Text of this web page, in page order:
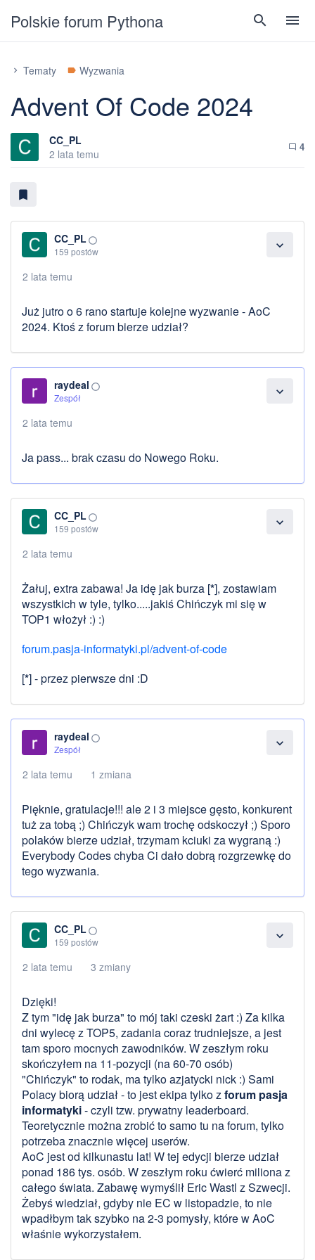
Polskie forum Pythona search menu
chevron_right Tematy label Wyzwania
Advent Of Code 2024
CC_PL
2 lata temu
chat_bubble_outline 4
bookmark
expand_more
CC_PL panorama_fish_eye
159 postów
2 lata temu
Już jutro o 6 rano startuje kolejne wyzwanie - AoC
2024. Ktoś z forum bierze udział?
expand_more
raydeal panorama_fish_eye
Zespół
2 lata temu
Ja pass... brak czasu do Nowego Roku.
expand_more
CC_PL panorama_fish_eye
159 postów
2 lata temu
Żałuj, extra zabawa! Ja idę jak burza [*], zostawiam
wszystkich w tyle, tylko.....jakiś Chińczyk mi się w
TOP1 włożył :) :)
forum.pasja-informatyki.pl/advent-of-code
[*] - przez pierwsze dni :D
expand_more
raydeal panorama_fish_eye
Zespół
2 lata temu 1 zmiana
Pięknie, gratulacje!!! ale 2 i 3 miejsce gęsto, konkurent
tuż za tobą ;) Chińczyk wam trochę odskoczył ;) Sporo
polaków bierze udział, trzymam kciuki za wygraną :)
Everybody Codes chyba Ci dało dobrą rozgrzewkę do
tego wyzwania.
expand_more
CC_PL panorama_fish_eye
159 postów
2 lata temu 3 zmiany
Dzięki!
Z tym "idę jak burza" to mój taki czeski żart :) Za kilka
dni wylecę z TOP5, zadania coraz trudniejsze, a jest
tam sporo mocnych zawodników. W zeszłym roku
skończyłem na 11-pozycji (na 60-70 osób)
"Chińczyk" to rodak, ma tylko azjatycki nick :) Sami
Polacy biorą udział - to jest ekipa tylko zforum pasja
informatyki- czyli tzw. prywatny leaderboard.
Teoretycznie można zrobić to samo tu na forum, tylko
potrzeba znacznie więcej userów.
AoC jest od kilkunastu lat! W tej edycji bierze udział
ponad 186 tys. osób. W zeszłym roku ćwierć miliona z
całego świata. Zabawę wymyślił Eric Wastl z Szwecji.
Żebyś wiedział, gdyby nie EC w listopadzie, to nie
wpadłbym tak szybko na 2-3 pomysły, które w AoC
właśnie wykorzystałem.